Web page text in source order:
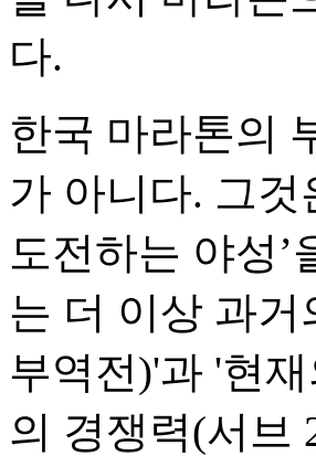
다.
한국 마라톤의
가 아니다. 그것
도전하는 야성’
는 더 이상 과
부역전)'과 '현
의 경쟁력(서브